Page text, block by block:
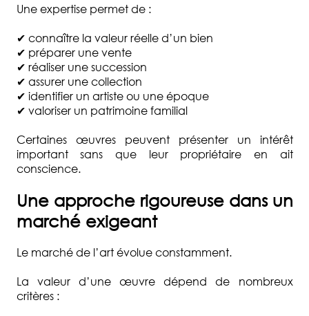
Une expertise permet de :
✔ connaître la valeur réelle d’un bien
✔ préparer une vente
✔ réaliser une succession
✔ assurer une collection
✔ identifier un artiste ou une époque
✔ valoriser un patrimoine familial
Certaines œuvres peuvent présenter un intérêt
important sans que leur propriétaire en ait
conscience.
Une approche rigoureuse dans un
marché exigeant
Le marché de l’art évolue constamment.
La valeur d’une œuvre dépend de nombreux
critères :